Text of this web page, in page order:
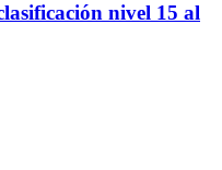
nivel 15 al